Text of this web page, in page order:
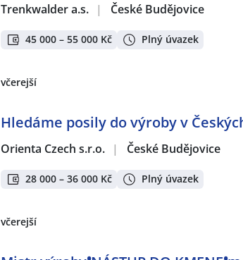
Trenkwalder a.s. | České Budějovice
45 000 – 55 000 Kč Plný úvazek
včerejší
Hledáme posily do výroby v
Orienta Czech s.r.o. | České Budějovice
28 000 – 36 000 Kč Plný úvazek
včerejší